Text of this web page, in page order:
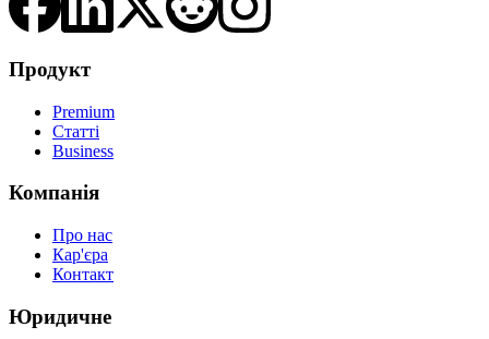
Продукт
Premium
Статті
Business
Компанія
Про нас
Кар'єра
Контакт
Юридичне